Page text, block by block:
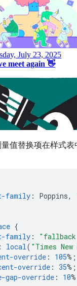
值替换项在样式表
family : Poppins,
{
family :
: local( "Times New
override : 105%;
override : 35%;
gap-override : 10